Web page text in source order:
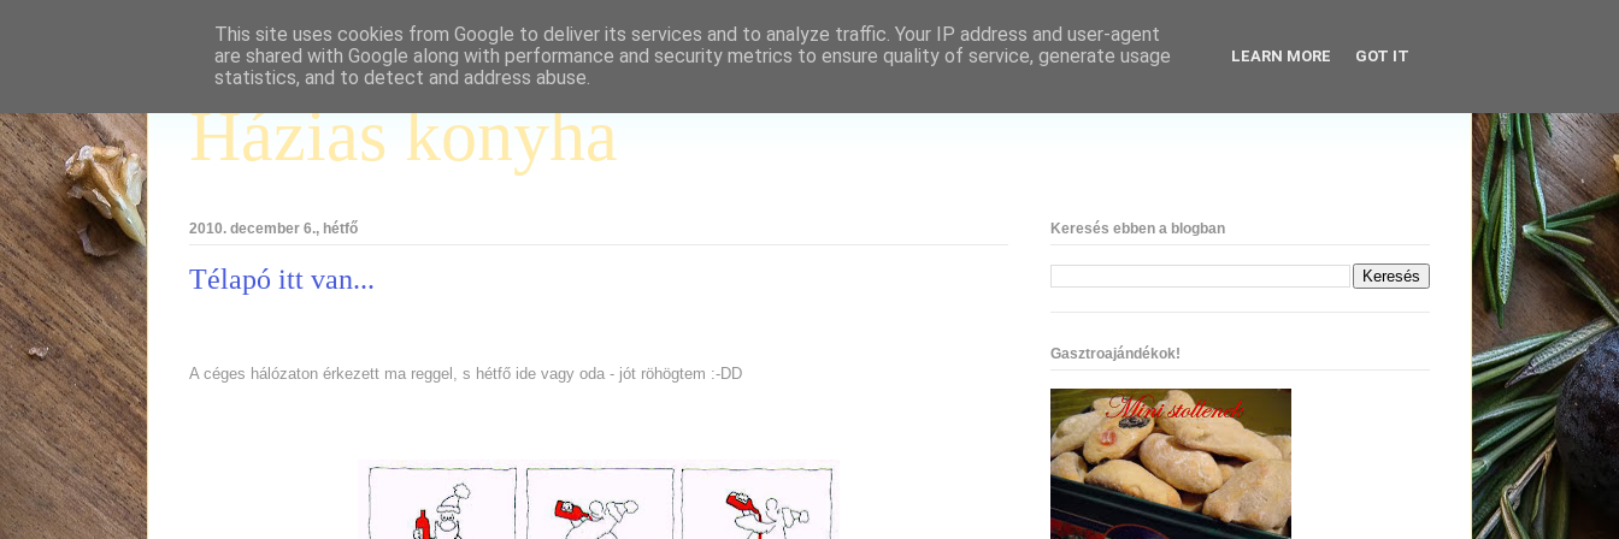
Házias konyha
2010. december 6., hétfő
Télapó itt van...
A céges hálózaton érkezett ma reggel, s hétfő ide vagy oda - jót röhögtem :-DD
Keresés ebben a blogban
Gasztroajándékok!
This site uses cookies from Google to deliver its services and to analyze traffic. Your IP address and user-agent
are shared with Google along with performance and security metrics to ensure quality of service, generate usage
statistics, and to detect and address abuse.
LEARN MORE GOT IT